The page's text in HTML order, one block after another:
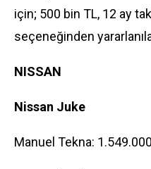
için; 500 bin TL, 12 ay
seçeneğinden
NISSAN
Nissan Juke
Manuel Tekna: